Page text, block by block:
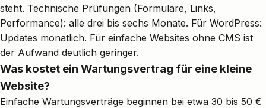
steht. Technische Prüfungen (Formulare, Links,
Performance): alle drei bis sechs Monate. Für WordPress:
Updates monatlich. Für einfache Websites ohne CMS ist
der Aufwand deutlich geringer.
Was kostet ein Wartungsvertrag für eine kleine
Website?
Einfache Wartungsverträge beginnen bei etwa 30 bis 50 €